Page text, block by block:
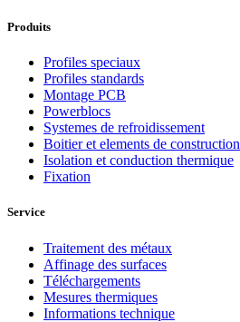
Produits
Profiles speciaux
Profiles standards
Montage PCB
Powerblocs
Systemes de refroidissement
Boitier et elements de construction
Isolation et conduction thermique
Fixation
Service
Traitement des métaux
Affinage des surfaces
Téléchargements
Mesures thermiques
Informations technique